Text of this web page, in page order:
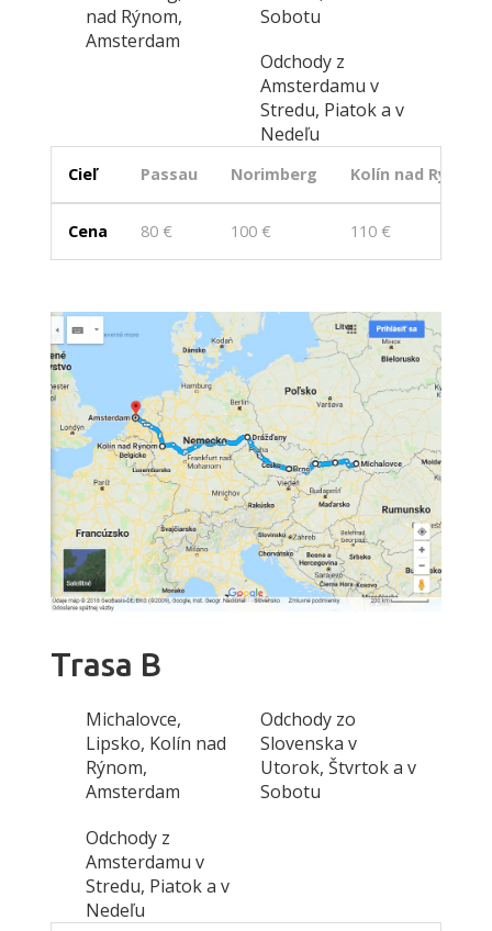
nad Rýnom,
Amsterdam
Sobotu
Odchody z
Amsterdamu v
Stredu, Piatok a v
Nedeľu
Cieľ Passau Norimberg Kolín nad Rýnom
Cena 80 € 100 € 110 €
Trasa B
Michalovce,
Lipsko, Kolín nad
Rýnom,
Amsterdam
Odchody zo
Slovenska v
Utorok, Štvrtok a v
Sobotu
Odchody z
Amsterdamu v
Stredu, Piatok a v
Nedeľu